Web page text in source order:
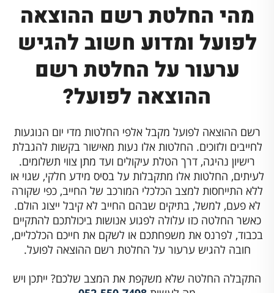
מהי החלטת רשם ההוצאה
לפועל ומדוע חשוב להגיש
ערעור על החלטת רשם
ההוצאה לפועל?
רשם ההוצאה לפועל מקבל אלפי החלטות מדי יום הנוגעות
לחייבים ולזוכים. החלטות אלו נעות מאישור בקשות להגבלת
רישיון נהיגה, דרך הטלת עיקולים ועד מתן צווי תשלומים.
לעיתים, החלטות אלו מתקבלות על בסיס מידע חלקי, שגוי או
ללא התייחסות למצב הכלכלי המורכב של החייב, כפי שקורה
לא פעם, למשל, בתיקים שבהם החייב לא קיבל ייצוג הולם.
כאשר החלטה כזו עלולה לפגוע אנושות ביכולתכם להתקיים
בכבוד, לפרנס את משפחתכם או לשקם את חייכם הכלכליים,
חובה להגיש ערעור על החלטת רשם ההוצאה לפועל.
התקבלה החלטה שלא משקפת את המצב שלכם? ייתכן ויש